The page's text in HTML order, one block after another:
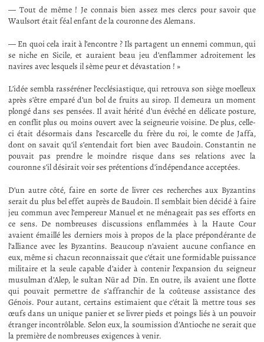
— Tout de même ! Je connais bien assez mes clercs pour savoir que
Waulsort était féal enfant de la couronne des Alemans.
— En quoi cela irait à l’encontre ? Ils partagent un ennemi commun, qui
se niche en Sicile, et auraient beau jeu d’enflammer adroitement les
navires avec lesquels il sème peur et dévastation ! »
L’idée sembla rasséréner l’ecclésiastique, qui retrouva son siège moelleux
après s’être emparé d’un bol de fruits au sirop. Il demeura un moment
plongé dans ses pensées. Il avait hérité d’un évêché en délicate posture,
en conflit plus ou moins ouvert avec la seigneurie voisine. De plus, celle-
ci était désormais dans l’escarcelle du frère du roi, le comte de Jaffa,
dont on savait qu’il s’entendait fort bien avec Baudoin. Constantin ne
pouvait pas prendre le moindre risque dans ses relations avec la
couronne s’il désirait voir ses prétentions d’indépendance acceptées.
D’un autre côté, faire en sorte de livrer ces recherches aux Byzantins
serait du plus bel effet auprès de Baudoin. Il semblait bien décidé à faire
jeu commun avec l’empereur Manuel et ne ménageait pas ses efforts en
ce sens. De nombreuses discussions enflammées à la Haute Cour
avaient émaillé les derniers mois à propos de la place prépondérante de
l’alliance avec les Byzantins. Beaucoup n’avaient aucune confiance en
eux, même si chacun reconnaissait que c’était une formidable puissance
militaire et la seule capable d’aider à contenir l’expansion du seigneur
musulman d’Alep, le sultan Nūr ad Dīn. En outre, ils avaient une flotte
qui pouvait permettre de s’affranchir de la coûteuse assistance des
Génois. Pour autant, certains estimaient que c’était là mettre tous ses
œufs dans un unique panier et se livrer pieds et poings liés à un pouvoir
étranger incontrôlable. Selon eux, la soumission d’Antioche ne serait que
la première de nombreuses exigences à venir.